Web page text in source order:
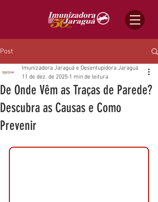
Post
De Onde Vêm as Traças de Parede?
Descubra as Causas e Como
Prevenir
Imunizadora Jaraguá e Desentupidora Jaraguá
11 de dez. de 2025 1 min de leitura